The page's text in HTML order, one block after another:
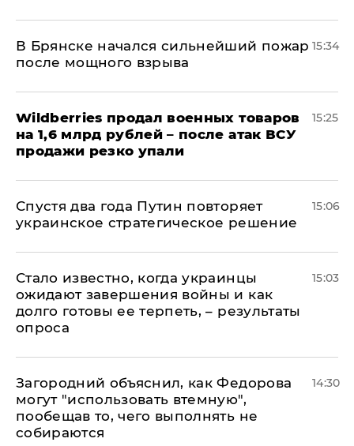
В Брянске начался сильнейший пожар
после мощного взрыва
15:34
​Wildberries продал военных товаров
на 1,6 млрд рублей – после атак ВСУ
продажи резко упали
15:25
Спустя два года Путин повторяет
украинское стратегическое решение
15:06
Стало известно, когда украинцы
ожидают завершения войны и как
долго готовы ее терпеть, – результаты
опроса
15:03
Загородний объяснил, как Федорова
могут "использовать втемную",
пообещав то, чего выполнять не
собираются
14:30